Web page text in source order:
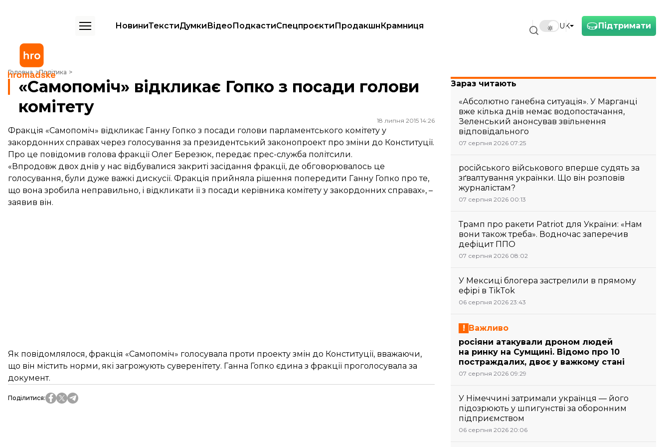
Підтримати
UK
НовиниТекстиДумкиВідеоПодкастиСпецпроєктиПродакшнКрамниця
Головна Політика
«Самопоміч» відкликає Гопко з посади голови комітету
«Самопоміч» відкликає Гопко з посади голови
комітету
18 липня 2015 14:26
Фракція «Самопоміч» відкликає Ганну Гопко з посади голови парламентського комітету у
закордонних справах через голосування за президентський законопроект про зміни до Конституції.
Про це повідомив голова фракції Олег Березюк, передає прес-служба політсили.
«Впродовж двох днів у нас відбувалися закриті засідання фракції, де обговорювалось це
голосування, були дуже важкі дискусії. Фракція прийняла рішення попередити Ганну Гопко про те,
що вона зробила неправильно, і відкликати її з посади керівника комітету у закордонних справах», –
заявив він.
Як повідомлялося, фракція «Самопоміч» голосувала проти проекту змін до Конституції, вважаючи,
що він містить норми, які загрожують суверенітету. Ганна Гопко єдина з фракції проголосувала за
документ.
Поділитися:
Зараз читають
«Абсолютно ганебна ситуація». У Марганці
вже кілька днів немає водопостачання,
Зеленський анонсував звільнення
відповідального
07 серпня 2026 07:25
російського військового вперше судять за
зґвалтування українки. Що він розповів
журналістам?
07 серпня 2026 00:13
Трамп про ракети Patriot для України: «Нам
вони також треба». Водночас заперечив
дефіцит ППО
07 серпня 2026 08:02
У Мексиці блогера застрелили в прямому
ефірі в TikTok
06 серпня 2026 23:43
Важливо
росіяни атакували дроном людей
на ринку на Сумщині. Відомо про 10
постраждалих, двоє у важкому стані
07 серпня 2026 09:29
У Німеччині затримали українця — його
підозрюють у шпигунстві за оборонним
підприємством
06 серпня 2026 20:06